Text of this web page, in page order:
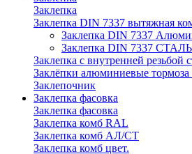
Заклепка
Заклепка DIN 7337 вытяжная
Заклепка DIN 7337
Заклепка DIN 7337
Заклепка с внутренней резьбой
Заклёпки алюминиевые тормоза
Заклепочник
Заклепка фасовка
Заклепка фасовка
Заклепка комб RAL
Заклепка комб АЛ/СТ
Заклепка комб цвет.